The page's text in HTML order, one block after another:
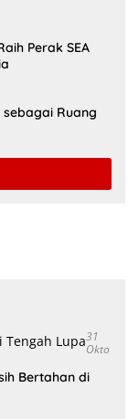
Perak SEA
Ruang
31
Okto
Bertahan di